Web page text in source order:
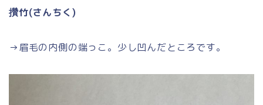
攢竹(さんちく)
→眉毛の内側の端っこ。少し凹んだところです。